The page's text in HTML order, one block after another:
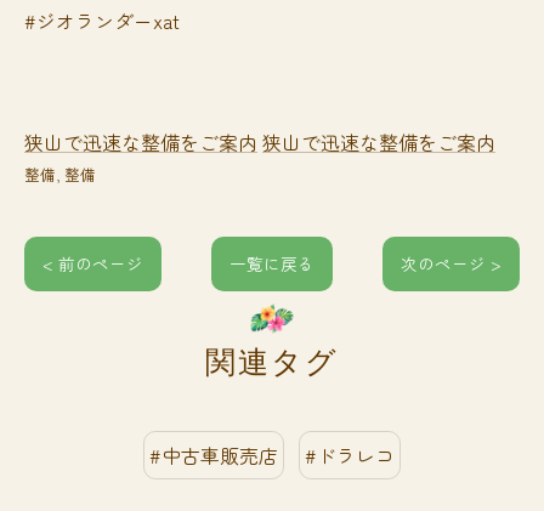
#ジオランダーxat
狭山で迅速な整備をご案内 狭山で迅速な整備をご案内
整備 整備
< 前のページ 一覧に戻る 次のページ >
関連タグ
#中古車販売店 #ドラレコ